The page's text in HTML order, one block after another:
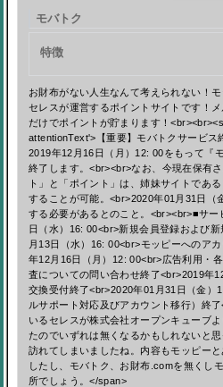
モバトク
特徴
お財布がない人生なんて考えられない！
セレスが運営するポイントサイトです！
だけでポイントが貯まります！
attentionText'>【重要】モバトクサービス
2019年12月16日（月）12: 00をもって『
終了します。<br><br>なお、今現在保有
ト」と「ポイント」は、姉妹サイトであ
することが可能。<br>2020年01月31日（
する必要があるとのこと。<br><br>■サ
日（水）16: 00<br>新規会員登録および
月13日（水）16: 00<br>モッピーへのア
年12月16日（月）12: 00<br>広告利用・
査についての問い合わせ終了<br>2019年
交換受付終了<br>2020年01月31日（金）
ルサポート対応及びアカウント移行）終
いるセレスが株式会社オープンキューブ
たのでいずれは無くなるかもしれないと
訪れてしまいましたね。内容もモッピー
したし、モバトク、お財布.comを無くし
所でしょう。</span>